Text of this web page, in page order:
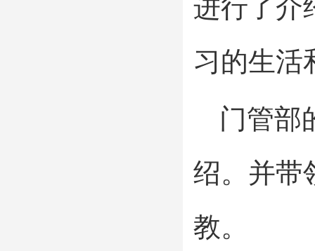
进行了介
习的生活
门管部
绍。并带
教。